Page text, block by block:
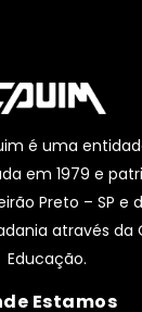
é uma
em 1979 e
Preto – SP e
através da
Educação.
Estamos